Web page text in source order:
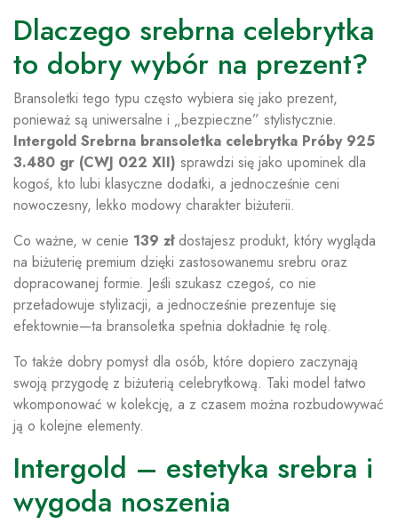
Dlaczego srebrna celebrytka
to dobry wybór na prezent?
Bransoletki tego typu często wybiera się jako prezent,
ponieważ są uniwersalne i „bezpieczne” stylistycznie.
Intergold Srebrna bransoletka celebrytka Próby 925
3.480 gr (CWJ 022 XII) sprawdzi się jako upominek dla
kogoś, kto lubi klasyczne dodatki, a jednocześnie ceni
nowoczesny, lekko modowy charakter biżuterii.
Co ważne, w cenie 139 złdostajesz produkt, który wygląda
na biżuterię premium dzięki zastosowanemu srebru oraz
dopracowanej formie. Jeśli szukasz czegoś, co nie
przeładowuje stylizacji, a jednocześnie prezentuje się
efektownie—ta bransoletka spełnia dokładnie tę rolę.
To także dobry pomysł dla osób, które dopiero zaczynają
swoją przygodę z biżuterią celebrytkową. Taki model łatwo
wkomponować w kolekcję, a z czasem można rozbudowywać
ją o kolejne elementy.
Intergold – estetyka srebra i
wygoda noszenia